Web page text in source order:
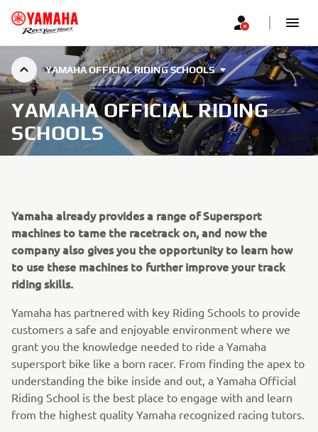
YAMAHA OFFICIAL RIDING SCHOOLS
YAMAHA OFFICIAL RIDING
SCHOOLS
Yamaha already provides a range of Supersport
machines to tame the racetrack on, and now the
company also gives you the opportunity to learn how
to use these machines to further improve your track
riding skills.
Yamaha has partnered with key Riding Schools to provide
customers a safe and enjoyable environment where we
grant you the knowledge needed to ride a Yamaha
supersport bike like a born racer. From finding the apex to
understanding the bike inside and out, a Yamaha Official
Riding School is the best place to engage with and learn
from the highest quality Yamaha recognized racing tutors.